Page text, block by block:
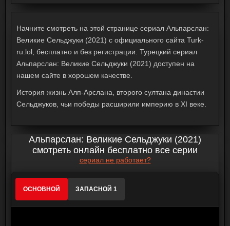
Начните смотреть на этой странице сериал Альпарслан:
Великие Сельджуки (2021) с официального сайта Turk-
ru.lol, бесплатно и без регистрации. Турецкий сериал
Альпарслан: Великие Сельджуки (2021) доступен на
нашем сайте в хорошем качестве.
История жизнь Алп-Арслана, второго султана династии
Сельджуков, чьи победы расширили империю в XI веке.
Альпарслан: Великие Сельджуки (2021)
смотреть онлайн бесплатно все серии
сериал не работает?
ОСНОВНОЙ ЗАПАСНОЙ 1